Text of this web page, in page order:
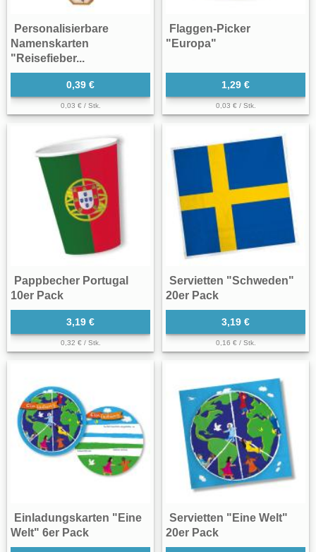
Personalisierbare
Namenskarten
"Reisefieber...
0,39 €
0,03 € / Stk.
Flaggen-Picker
"Europa"
1,29 €
0,03 € / Stk.
Pappbecher Portugal
10er Pack
3,19 €
0,32 € / Stk.
Servietten "Schweden"
20er Pack
3,19 €
0,16 € / Stk.
Einladungskarten "Eine
Welt" 6er Pack
Servietten "Eine Welt"
20er Pack